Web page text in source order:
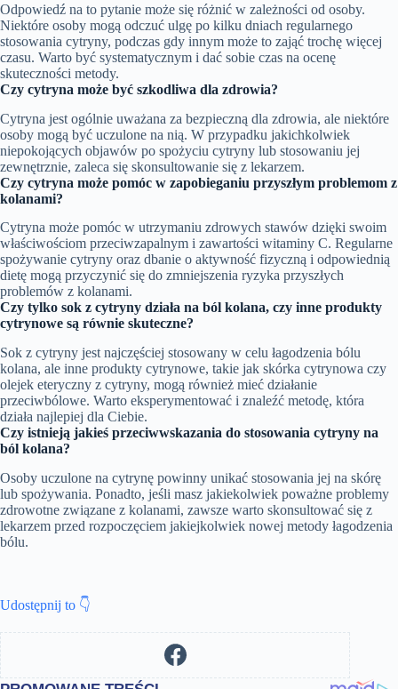
Odpowiedź na to pytanie może się różnić w zależności od osoby.
Niektóre osoby mogą odczuć ulgę po kilku dniach regularnego
stosowania cytryny, podczas gdy innym może to zająć trochę więcej
czasu. Warto być systematycznym i dać sobie czas na ocenę
skuteczności metody.
Czy cytryna może być szkodliwa dla zdrowia?
Cytryna jest ogólnie uważana za bezpieczną dla zdrowia, ale niektóre
osoby mogą być uczulone na nią. W przypadku jakichkolwiek
niepokojących objawów po spożyciu cytryny lub stosowaniu jej
zewnętrznie, zaleca się skonsultowanie się z lekarzem.
Czy cytryna może pomóc w zapobieganiu przyszłym problemom z
kolanami?
Cytryna może pomóc w utrzymaniu zdrowych stawów dzięki swoim
właściwościom przeciwzapalnym i zawartości witaminy C. Regularne
spożywanie cytryny oraz dbanie o aktywność fizyczną i odpowiednią
dietę mogą przyczynić się do zmniejszenia ryzyka przyszłych
problemów z kolanami.
Czy tylko sok z cytryny działa na ból kolana, czy inne produkty
cytrynowe są równie skuteczne?
Sok z cytryny jest najczęściej stosowany w celu łagodzenia bólu
kolana, ale inne produkty cytrynowe, takie jak skórka cytrynowa czy
olejek eteryczny z cytryny, mogą również mieć działanie
przeciwbólowe. Warto eksperymentować i znaleźć metodę, która
działa najlepiej dla Ciebie.
Czy istnieją jakieś przeciwwskazania do stosowania cytryny na
ból kolana?
Osoby uczulone na cytrynę powinny unikać stosowania jej na skórę
lub spożywania. Ponadto, jeśli masz jakiekolwiek poważne problemy
zdrowotne związane z kolanami, zawsze warto skonsultować się z
lekarzem przed rozpoczęciem jakiejkolwiek nowej metody łagodzenia
bólu.
Udostępnij to 👇